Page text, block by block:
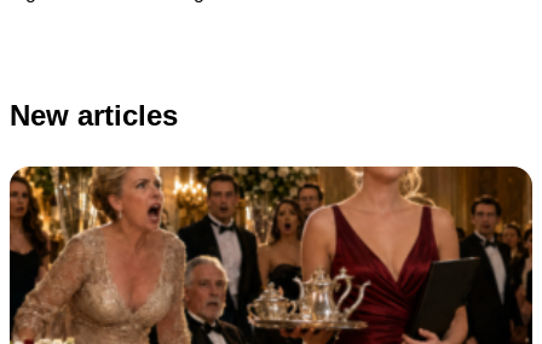
New articles